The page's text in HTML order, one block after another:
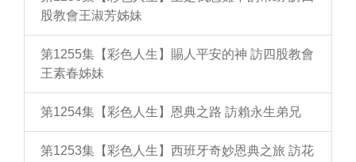
股教會王淑芳姊妹
第1255集【彩色人生】賜人平安的神 訪四股教會
王素春姊妹
第1254集【彩色人生】恩典之路 訪賴永生弟兄
第1253集【彩色人生】西班牙奇妙恩典之旅 訪花